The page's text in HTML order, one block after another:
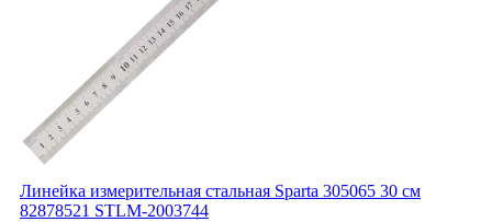
Линейка измерительная стальная Sparta 305065 30 см
82878521 STLM-2003744